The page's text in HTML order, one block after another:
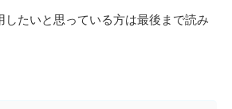
たいと思っている方は最後まで読み